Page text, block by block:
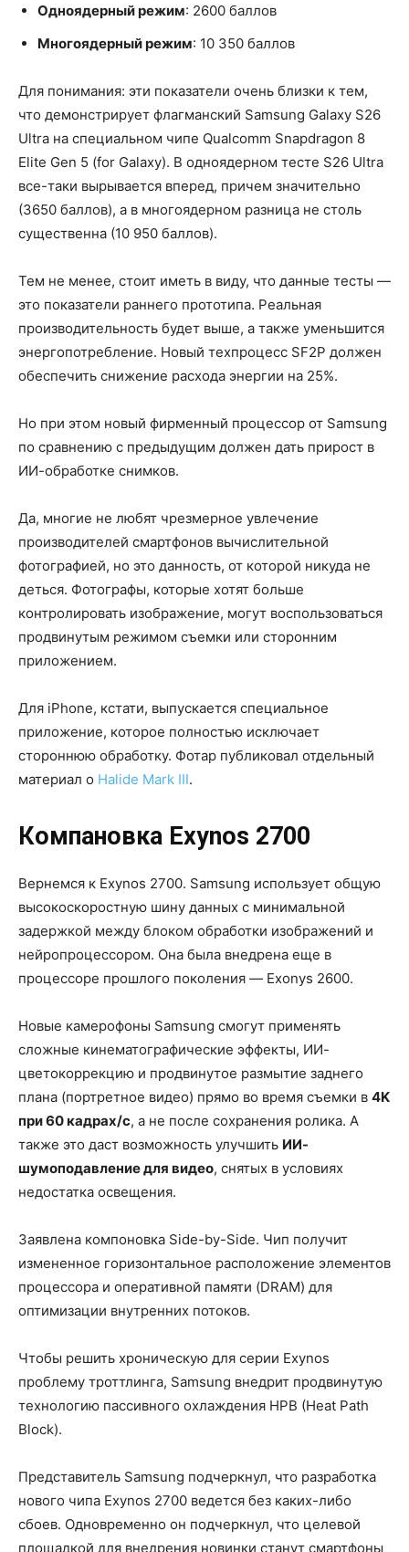
Одноядерный режим: 2600 баллов
Многоядерный режим: 10 350 баллов
Для понимания: эти показатели очень близки к тем,
что демонстрирует флагманский Samsung Galaxy S26
Ultra на специальном чипе Qualcomm Snapdragon 8
Elite Gen 5 (for Galaxy). В одноядерном тесте S26 Ultra
все-таки вырывается вперед, причем значительно
(3650 баллов), а в многоядерном разница не столь
существенна (10 950 баллов).
Тем не менее, стоит иметь в виду, что данные тесты —
это показатели раннего прототипа. Реальная
производительность будет выше, а также уменьшится
энергопотребление. Новый техпроцесс SF2P должен
обеспечить снижение расхода энергии на 25%.
Но при этом новый фирменный процессор от Samsung
по сравнению с предыдущим должен дать прирост в
ИИ-обработке снимков.
Да, многие не любят чрезмерное увлечение
производителей смартфонов вычислительной
фотографией, но это данность, от которой никуда не
деться. Фотографы, которые хотят больше
контролировать изображение, могут воспользоваться
продвинутым режимом съемки или сторонним
приложением.
Для iPhone, кстати, выпускается специальное
приложение, которое полностью исключает
стороннюю обработку. Фотар публиковал отдельный
материал о Halide Mark III.
Компановка Exynos 2700
Вернемся к Exynos 2700. Samsung использует общую
высокоскоростную шину данных с минимальной
задержкой между блоком обработки изображений и
нейропроцессором. Она была внедрена еще в
процессоре прошлого поколения — Exonys 2600.
Новые камерофоны Samsung смогут применять
сложные кинематографические эффекты, ИИ-
цветокоррекцию и продвинутое размытие заднего
плана (портретное видео) прямо во время съемки в 4K
при 60 кадрах/с, а не после сохранения ролика. А
также это даст возможность улучшить ИИ-
шумоподавление для видео, снятых в условиях
недостатка освещения.
Заявлена компоновка Side-by-Side. Чип получит
измененное горизонтальное расположение элементов
процессора и оперативной памяти (DRAM) для
оптимизации внутренних потоков.
Чтобы решить хроническую для серии Exynos
проблему троттлинга, Samsung внедрит продвинутую
технологию пассивного охлаждения HPB (Heat Path
Block).
Представитель Samsung подчеркнул, что разработка
нового чипа Exynos 2700 ведется без каких-либо
сбоев. Одновременно он подчеркнул, что целевой
площадкой для внедрения новинки станут смартфоны